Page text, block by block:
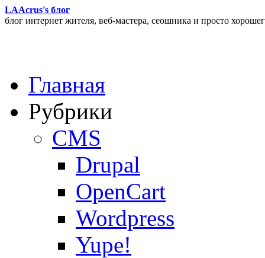
LAAcrus's блог
блог интернет жителя, веб-мастера, сеошника и просто
Главная
Рубрики
CMS
Drupal
OpenCart
Wordpress
Yupe!